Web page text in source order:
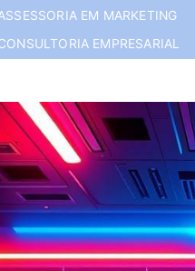
EM MARKETING
EMPRESARIAL